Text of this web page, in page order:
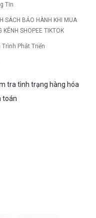
Tin
SÁCH BẢO HÀNH KHI MUA
KÊNH SHOPEE TIKTOK
Trình Phát Triển
tra tình trạng hàng hóa
toán